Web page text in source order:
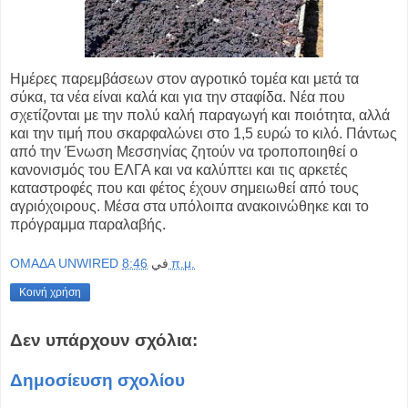
Ημέρες παρεμβάσεων στον αγροτικό τομέα και μετά τα
σύκα, τα νέα είναι καλά και για την σταφίδα. Νέα που
σχετίζονται με την πολύ καλή παραγωγή και ποιότητα, αλλά
και την τιμή που σκαρφαλώνει στο 1,5 ευρώ το κιλό. Πάντως
από την Ένωση Μεσσηνίας ζητούν να τροποποιηθεί ο
κανονισμός του ΕΛΓΑ και να καλύπτει και τις αρκετές
καταστροφές που και φέτος έχουν σημειωθεί από τους
αγριόχοιρους. Μέσα στα υπόλοιπα ανακοινώθηκε και το
πρόγραμμα παραλαβής.
OMAΔΑ UNWIRED في 8:46 π.μ.
Κοινή χρήση
Δεν υπάρχουν σχόλια:
Δημοσίευση σχολίου